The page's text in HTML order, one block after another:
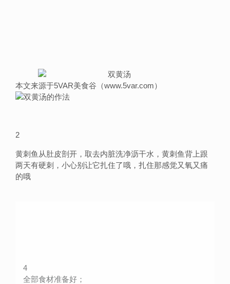
本文来源于5VAR美食谷（www.5var.com）
2
黄刺鱼从肚皮剖开，取去内脏洗净沥干水，黄刺鱼背上跟
两天有硬刺，小心别让它扎住了哦，扎住那感觉又氧又痛
的哦
4
全部食材准备好；